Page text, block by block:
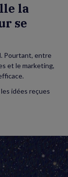
la
se
Pourtant, entre
et le marketing,
idées reçues